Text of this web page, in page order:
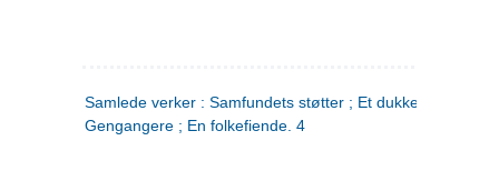
Samlede verker : Samfundets støtter ; Et dukkehjem ;
Gengangere ; En folkefiende. 4